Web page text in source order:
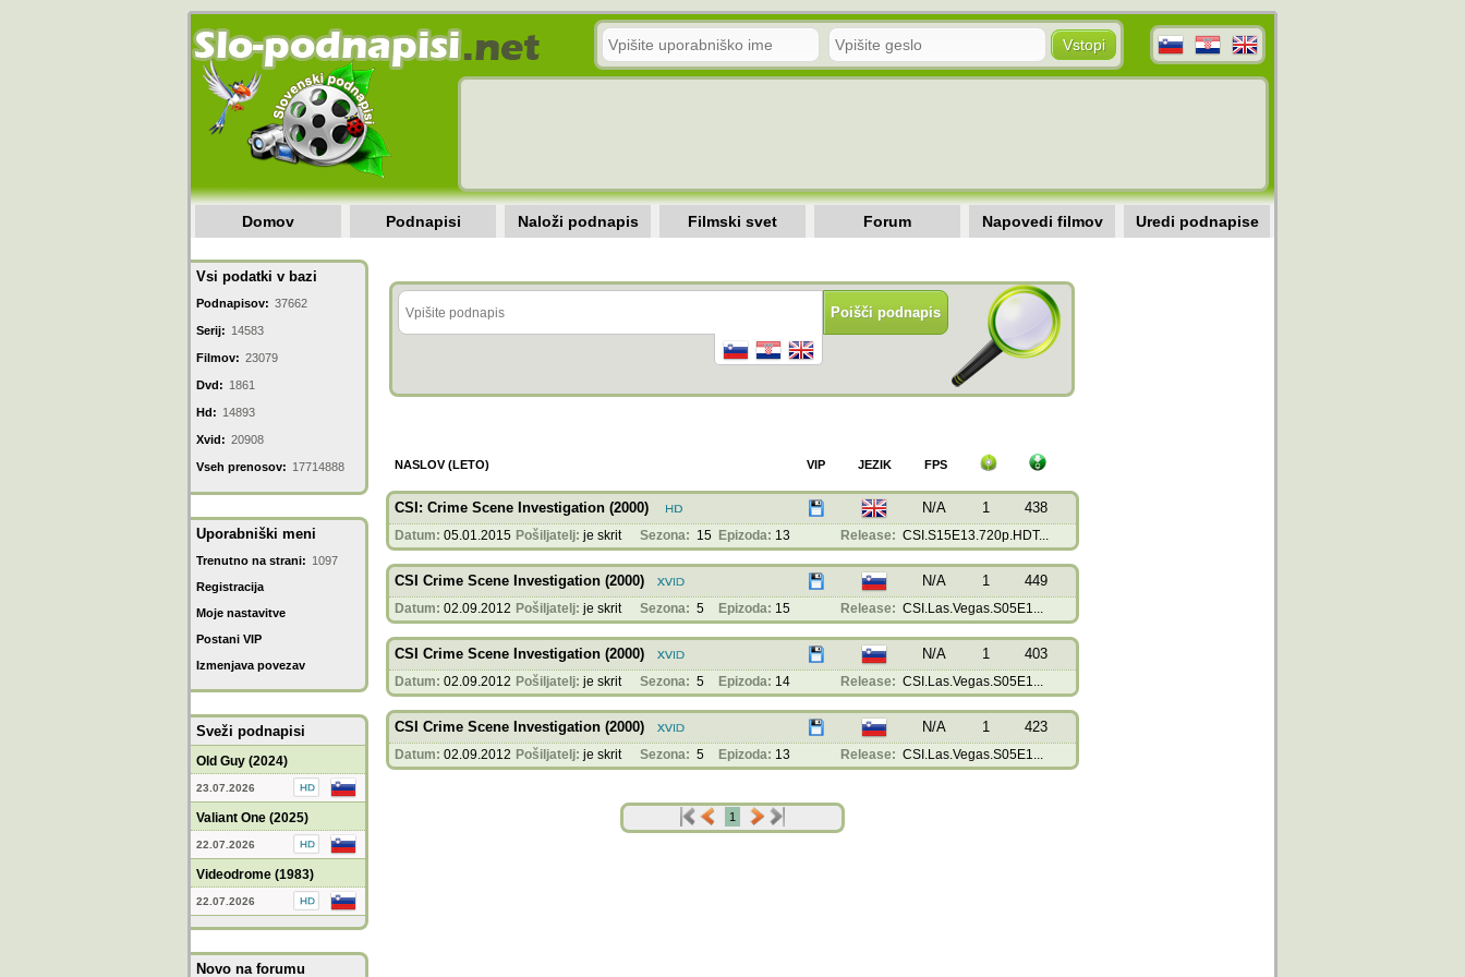
Domov Podnapisi Naloži podnapis Filmski svet Forum Napovedi filmov Uredi podnapise
Vsi podatki v bazi
Podnapisov: 37662
Serij: 14583
Filmov: 23079
Dvd: 1861
Hd: 14893
Xvid: 20908
Vseh prenosov: 17714888
Uporabniški meni
Trenutno na strani: 1097
Registracija
Moje nastavitve
Postani VIP
Izmenjava povezav
Sveži podnapisi
Old Guy (2024)
23.07.2026
Valiant One (2025)
22.07.2026
Videodrome (1983)
22.07.2026
Novo na forumu
NASLOV (LETO) FPS
JEZIK
VIP
CSI: Crime Scene Investigation (2000) N/A 1 438
Datum: 05.01.2015 Pošiljatelj: je skrit Sezona: 15 Epizoda: 13 Release: CSI.S15E13.720p.HDT...
CSI Crime Scene Investigation (2000) N/A 1 449
Datum: 02.09.2012 Pošiljatelj: je skrit Sezona: 5 Epizoda: 15 Release: CSI.Las.Vegas.S05E1...
CSI Crime Scene Investigation (2000) N/A 1 403
Datum: 02.09.2012 Pošiljatelj: je skrit Sezona: 5 Epizoda: 14 Release: CSI.Las.Vegas.S05E1...
CSI Crime Scene Investigation (2000) N/A 1 423
Datum: 02.09.2012 Pošiljatelj: je skrit Sezona: 5 Epizoda: 13 Release: CSI.Las.Vegas.S05E1...
1